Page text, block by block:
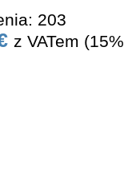
203
z VATem